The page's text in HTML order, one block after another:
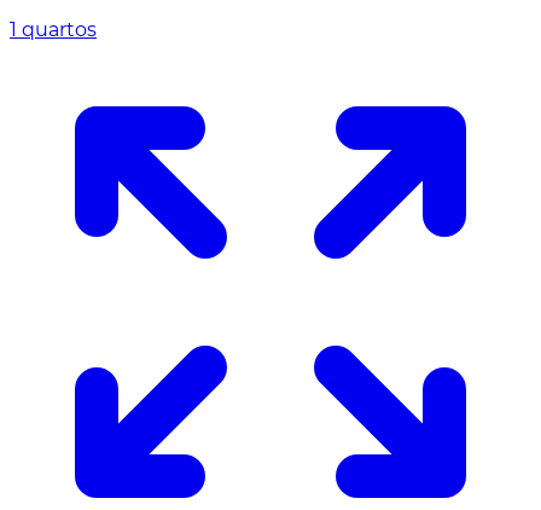
1 quartos